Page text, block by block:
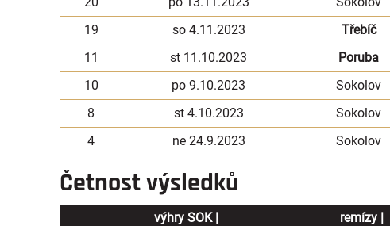
19
so 4.11.2023 Třebíč
11
st 11.10.2023 Poruba
10
po 9.10.2023 Sokolov
8
st 4.10.2023 Sokolov
4
ne 24.9.2023 Sokolov
Četnost výsledků
výhry SOK | remízy |